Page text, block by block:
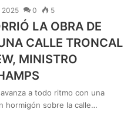
2025 0 5
LA OBRA DE
CALLE TRONCAL
MINISTRO
a todo ritmo con una
hormigón sobre la calle…